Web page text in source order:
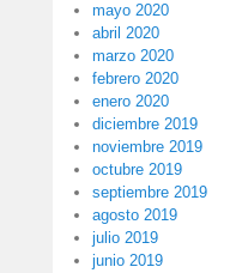
mayo 2020
abril 2020
marzo 2020
febrero 2020
enero 2020
diciembre 2019
noviembre 2019
octubre 2019
septiembre 2019
agosto 2019
julio 2019
junio 2019